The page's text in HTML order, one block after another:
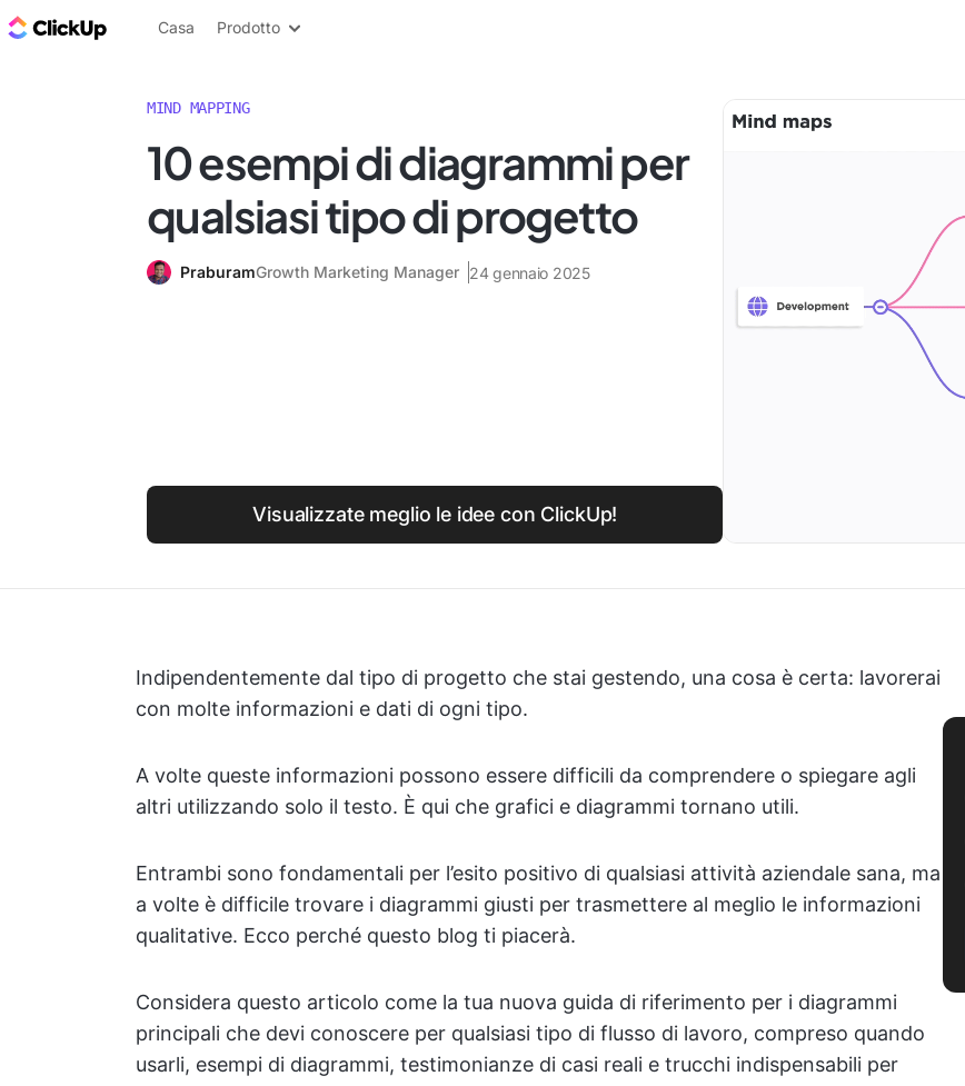
Blog di ClickUp
Casa Prodotto
MIND MAPPING
10 esempi di diagrammi per
qualsiasi tipo di progetto
PraburamGrowth Marketing Manager 24 gennaio 2025
Visualizzate meglio le idee con ClickUp!
Indipendentemente dal tipo di progetto che stai gestendo, una cosa è certa: lavorerai
con molte informazioni e dati di ogni tipo.
A volte queste informazioni possono essere difficili da comprendere o spiegare agli
altri utilizzando solo il testo. È qui che grafici e diagrammi tornano utili.
Entrambi sono fondamentali per l’esito positivo di qualsiasi attività aziendale sana, ma
a volte è difficile trovare i diagrammi giusti per trasmettere al meglio le informazioni
qualitative. Ecco perché questo blog ti piacerà.
Considera questo articolo come la tua nuova guida di riferimento per i diagrammi
principali che devi conoscere per qualsiasi tipo di flusso di lavoro, compreso quando
usarli, esempi di diagrammi, testimonianze di casi reali e trucchi indispensabili per